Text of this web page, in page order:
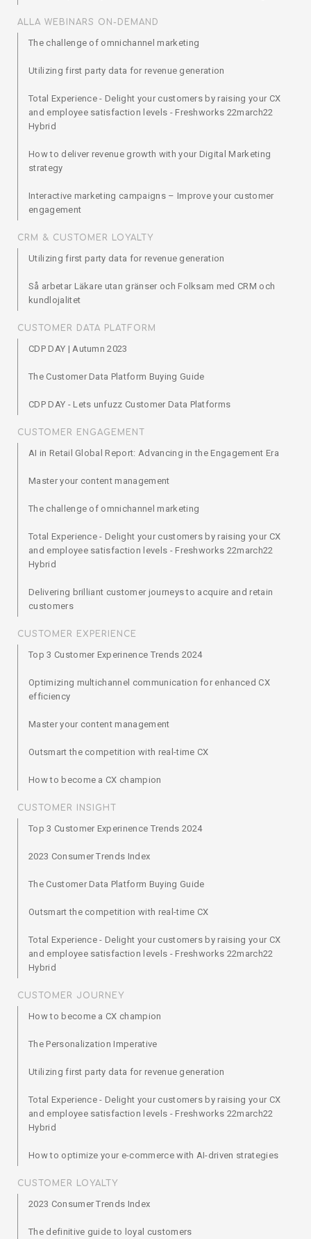
ALLA WEBINARS ON-DEMAND
The challenge of omnichannel marketing
Utilizing first party data for revenue generation
Total Experience - Delight your customers by raising your CX
and employee satisfaction levels - Freshworks 22march22
Hybrid
How to deliver revenue growth with your Digital Marketing
strategy
Interactive marketing campaigns – Improve your customer
engagement
CRM & CUSTOMER LOYALTY
Utilizing first party data for revenue generation
Så arbetar Läkare utan gränser och Folksam med CRM och
kundlojalitet
CUSTOMER DATA PLATFORM
CDP DAY | Autumn 2023
The Customer Data Platform Buying Guide
CDP DAY - Lets unfuzz Customer Data Platforms
CUSTOMER ENGAGEMENT
AI in Retail Global Report: Advancing in the Engagement Era
Master your content management
The challenge of omnichannel marketing
Total Experience - Delight your customers by raising your CX
and employee satisfaction levels - Freshworks 22march22
Hybrid
Delivering brilliant customer journeys to acquire and retain
customers
CUSTOMER EXPERIENCE
Top 3 Customer Experinence Trends 2024
Optimizing multichannel communication for enhanced CX
efficiency
Master your content management
Outsmart the competition with real-time CX
How to become a CX champion
CUSTOMER INSIGHT
Top 3 Customer Experinence Trends 2024
2023 Consumer Trends Index
The Customer Data Platform Buying Guide
Outsmart the competition with real-time CX
Total Experience - Delight your customers by raising your CX
and employee satisfaction levels - Freshworks 22march22
Hybrid
CUSTOMER JOURNEY
How to become a CX champion
The Personalization Imperative
Utilizing first party data for revenue generation
Total Experience - Delight your customers by raising your CX
and employee satisfaction levels - Freshworks 22march22
Hybrid
How to optimize your e-commerce with AI-driven strategies
CUSTOMER LOYALTY
2023 Consumer Trends Index
The definitive guide to loyal customers